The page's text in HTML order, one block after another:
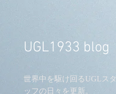
UGL1933 blog
世界中を駆け回るUGLスタ
ッフの日々を更新。